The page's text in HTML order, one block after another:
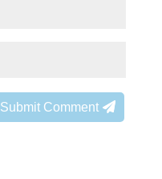
Submit Comment